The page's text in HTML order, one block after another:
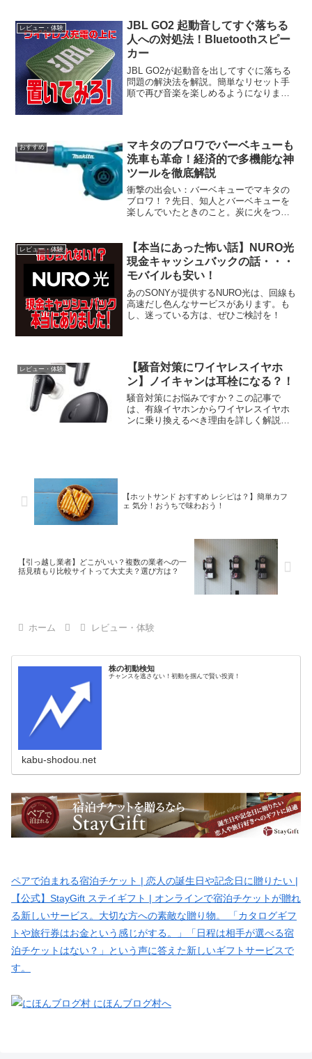
レビュー・体験
JBL GO2 起動音してすぐ落ちる
人への対処法！Bluetoothスピー
カー
JBL GO2が起動音を出してすぐに落ちる
問題の解決法を解説。簡単なリセット手
順で再び音楽を楽しめるようになりま
おすすめ
マキタのブロワでバーベキューも
洗車も革命！経済的で多機能な神
ツールを徹底解説
衝撃の出会い：バーベキューでマキタの
ブロワ！？先日、知人とバーベキューを
楽しんでいたときのこと。炭に火をつけ
ってバッグから取り出したのが、マキタ
のブロワ！「え、なにそれ...
レビュー・体験
【本当にあった怖い話】NURO光
現金キャッシュバックの話・・・
モバイルも安い！
あのSONYが提供するNURO光は、回線も
高速だし色んなサービスがあります。も
し、迷っている方は、ぜひご検討を！
レビュー・体験
【騒音対策にワイヤレスイヤホ
ン】ノイキャンは耳栓になる？！
騒音対策にお悩みですか？この記事で
は、有線イヤホンからワイヤレスイヤホ
ンに乗り換えるべき理由を詳しく解説し
【ホットサンド おすすめ レシピは？】簡単カフ
ェ 気分！おうちで味わおう！
【引っ越し業者】どこがいい？複数の業者への一
括見積もり比較サイトって大丈夫？選び方は？
ホーム レビュー・体験
株の初動検知
チャンスを逃さない！初動を掴んで賢い投資！
kabu-shodou.net
ペアで泊まれる宿泊チケット | 恋人の誕生日や記念日に贈りたい |
【公式】StayGift ステイギフト | オンラインで宿泊チケットが贈れ
る新しいサービス。大切な方への素敵な贈り物。 「カタログギフ
トや旅行券はお金という感じがする。」「日程は相手が選べる宿
泊チケットはない？」という声に答えた新しいギフトサービスで
す。